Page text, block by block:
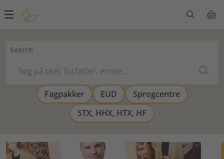
Main
Search
Fagpakker EUD
Sprogcentre
STX, HHX, HTX, HF